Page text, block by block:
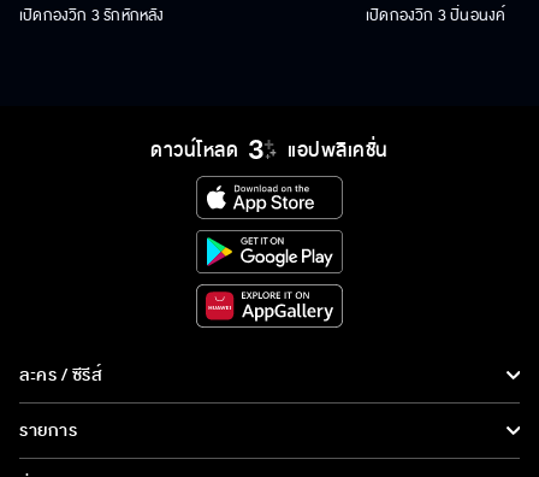
เปิดกองวิก 3 รักหักหลัง เปิดกองวิก 3 ปิ่นอนงค์
ดาวน์โหลด แอปพลิเคชั่น
ละคร / ซีรีส์
ละคร/ซีรีส์
ซีรีส์นานาชาติ
รายการ
รายการทั้งหมด